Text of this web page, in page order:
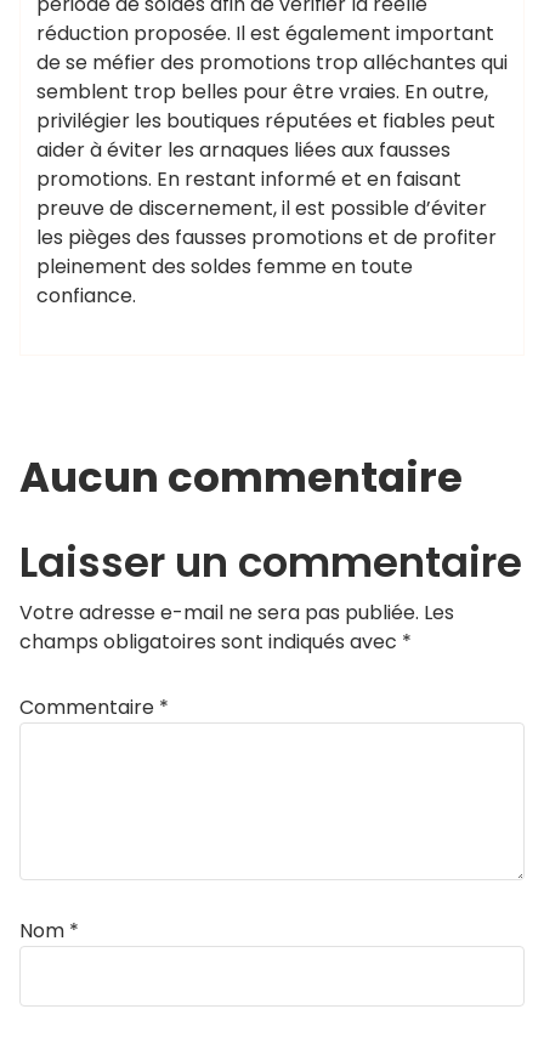
réduction proposée. Il est également important
de se méfier des promotions trop alléchantes qui
semblent trop belles pour être vraies. En outre,
privilégier les boutiques réputées et fiables peut
aider à éviter les arnaques liées aux fausses
promotions. En restant informé et en faisant
preuve de discernement, il est possible d’éviter
les pièges des fausses promotions et de profiter
pleinement des soldes femme en toute
confiance.
Aucun commentaire
Laisser un commentaire
Votre adresse e-mail ne sera pas publiée. Les
champs obligatoires sont indiqués avec *
Commentaire *
Nom *